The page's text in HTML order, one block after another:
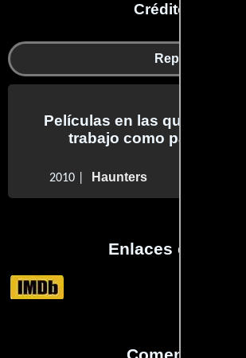
Créditos en:
Reparto
Películas en las que
trabajo como parte del
2010 | Haunters
Enlaces externos
Comentarios